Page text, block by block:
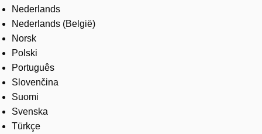
Nederlands
Nederlands (België)
Norsk
Polski
Português
Slovenčina
Suomi
Svenska
Türkçe